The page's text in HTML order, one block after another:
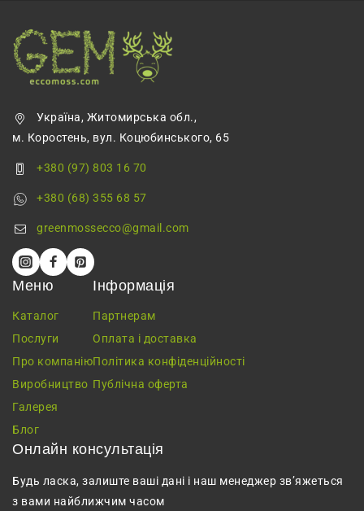
Україна, Житомирська обл.,
м. Коростень, вул. Коцюбинського, 65
+380 (97) 803 16 70
+380 (68) 355 68 57
greenmossecco@gmail.com
Меню
Каталог
Послуги
Про компанію
Виробництво
Галерея
Блог
Інформація
Партнерам
Оплата і доставка
Політика конфіденційності
Публічна оферта
Онлайн консультація
Будь ласка, залиште ваші дані і наш менеджер зв’яжеться
з вами найближчим часом